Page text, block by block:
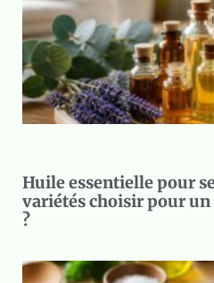
Huile essentielle pour
variétés choisir pour
?